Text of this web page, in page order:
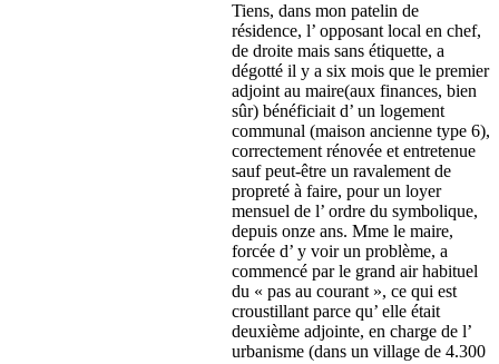
Tiens, dans mon patelin de
résidence, l’ opposant local en chef,
de droite mais sans étiquette, a
dégotté il y a six mois que le premier
adjoint au maire(aux finances, bien
sûr) bénéficiait d’ un logement
communal (maison ancienne type 6),
correctement rénovée et entretenue
sauf peut-être un ravalement de
propreté à faire, pour un loyer
mensuel de l’ ordre du symbolique,
depuis onze ans. Mme le maire,
forcée d’ y voir un problème, a
commencé par le grand air habituel
du « pas au courant », ce qui est
croustillant parce qu’ elle était
deuxième adjointe, en charge de l’
urbanisme (dans un village de 4.300